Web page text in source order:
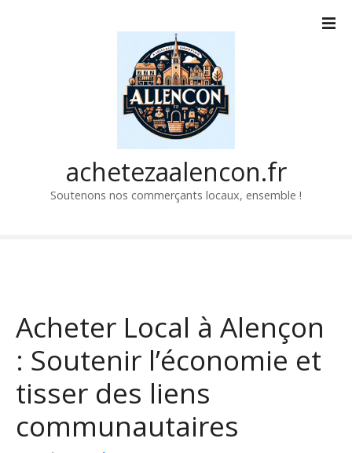
achetezaalencon.fr
Soutenons nos commerçants locaux, ensemble !
Acheter Local à Alençon
: Soutenir l’économie et
tisser des liens
communautaires